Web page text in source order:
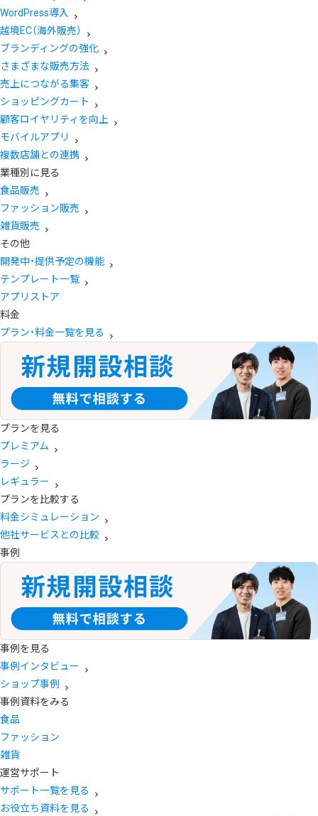
WordPress導入
越境EC（海外販売）
ブランディングの強化
さまざまな販売方法
売上につながる集客
ショッピングカート
顧客ロイヤリティを向上
モバイルアプリ
複数店舗との連携
業種別に見る
食品販売
ファッション販売
雑貨販売
その他
開発中・提供予定の機能
テンプレート一覧
アプリストア
料金
プラン・料金一覧を見る
プランを見る
プレミアム
ラージ
レギュラー
プランを比較する
料金シミュレーション
他社サービスとの比較
事例
事例を見る
事例インタビュー
ショップ事例
事例資料をみる
食品
ファッション
雑貨
運営サポート
サポート一覧を見る
お役立ち資料を見る